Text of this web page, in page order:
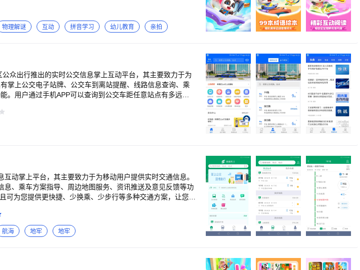
内容、观看时长的“成长报告”，秒懂宝宝喜好。 【热门
首》《流行童谣》《疯狂怪兽车》《蜜蜜一家》《恐龙世
》《职业启蒙音乐剧》《奇妙古诗词》《三字经儿歌》《爱
主题； ③智能分龄设计，根据年龄精准推荐内容，内容更合
士旗下200+款产品，7大成长领域全面覆盖； ②福利优惠
放。 3、超省心： 宝宝巴士深耕儿童启蒙领域10余年，获得
好听（国学故事）、好看（儿歌动画）、好玩（互动APP）”
供更优质的产品体
习惯 ⑥打造科学阅读流程，引导宝宝自主阅读绘本 ⑦故事剧
作绘本故事，开拓想象力 ⑨引导宝宝开口回答绘本问题，锻
共包含8万多个汉字，助力宝宝在阅读过程中拓展识字量。
用汉字。 ++打造“汉字馆”，引导宝宝通过看象形字演变动
3大方面牢记396个汉字的发音与含义等。 ++【宝宝巴士阅
阅读完的绘本内容，开口回答问题，锻炼语言表达力。 2、
少成多》《笨鸟先飞》《初生牛犊不怕虎》等绘本故事，帮
》《百发百中》《妙笔生花》等绘本故事，告诉宝宝凡事要
金兑好礼，商城好物优惠购，更有不定时福利发放。 3、超
。 宝宝巴士（BabyBus）是专注打造
的理念，用奇妙有趣的方式，为儿童量身定制以“好听（国学
海量数字启蒙内容，让孩子趣味认知、感受“真、善、美”。
会员订阅中增加了应用内自动续费服务，家长们在支付时可
者退款有疑问，您可以直接咨询应用内客服，客服联系方式
物理解谜 互动 拼音学习 幼儿教育 亲拍
众出行推出的实时公交信息掌上互动平台，其主要致力于为
掌上公交电子站牌、公交车到离站提醒、线路信息查询、乘
用户通过手机APP可以查询到公交车距任意站点有多远，
士与你零距离互动！
动掌上平台，其主要致力于为移动用户提供实时交通信息。
、乘车方案指导、周边地图服务、资讯推送及意见反馈等功
为您提供更快捷、少换乘、少步行等多种交通方案，让您随
航海 地牢 地牢